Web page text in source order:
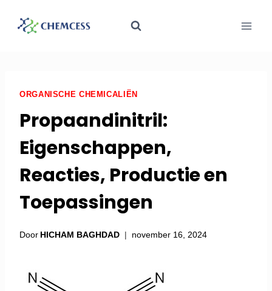
ORGANISCHE CHEMICALIËN
Propaandinitril:
Eigenschappen,
Reacties, Productie en
Toepassingen
Door HICHAM BAGHDAD november 16, 2024